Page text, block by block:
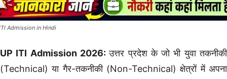
Admission in Hindi
UP ITI Admission 2026:उत्तर प्रदेश के जो भी युवा तकनीकी
(Technical) या गैर-तकनीकी (Non-Technical) क्षेत्रों में अपना